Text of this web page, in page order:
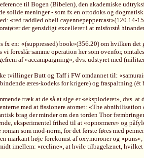
til Bogen (Bibelen), den akademiske
solide meninger - som fx en ortodoks og
«red raddled obeli
der gensidigt excellerer i at misforstå
en: «(suppressed) book»(356.20) om hvilken
foreslår samme operation her som ovenfor,
af «accampaigning», dvs. udstyret med
tvillinger Butt og Taff i FW omdannet til:
æres-kodeks for krigere) og fraspaltning
træk at de så at sige er «eksploderet», dvs.
med at fissionere atomet: «The
brag der minder om den torden Thor
eksperimentel frihed til at «opnormere» og
roman som mod-norm, for det første føres med
markant høje forekomst af oxymoroner og
imellem: «recline», at hvile tilbagelænet, hvilket